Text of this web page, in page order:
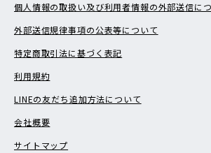
個人情報の取扱い及び利用者情報の外部送信に
外部送信規律事項の公表等について
特定商取引法に基づく表記
利用規約
LINEの友だち追加方法について
会社概要
サイトマップ